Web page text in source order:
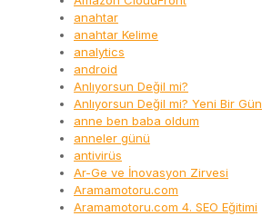
anahtar
anahtar Kelime
analytics
android
Anlıyorsun Değil mi?
Anlıyorsun Değil mi? Yeni Bir Gün
anne ben baba oldum
anneler günü
antivirüs
Ar-Ge ve İnovasyon Zirvesi
Aramamotoru.com
Aramamotoru.com 4. SEO Eğitimi